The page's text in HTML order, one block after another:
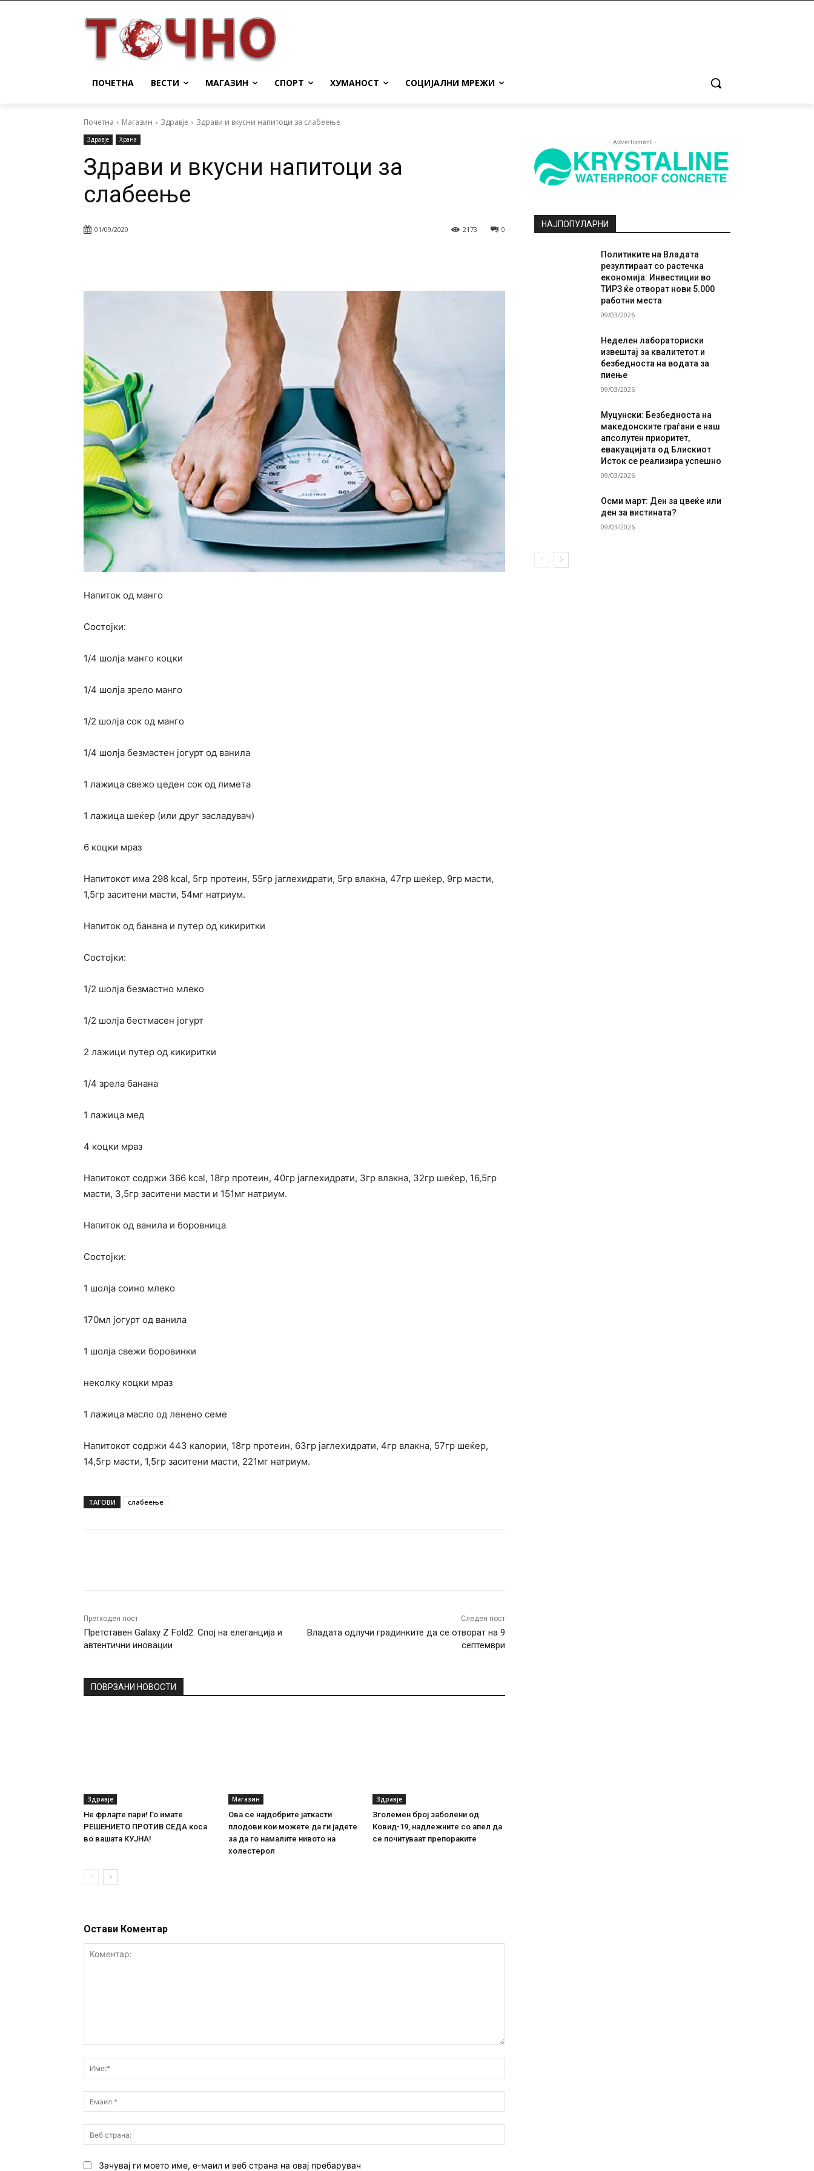
ПОЧЕТНА ВЕСТИ МАГАЗИН СПОРТ ХУМАНОСТ СОЦИЈАЛНИ МРЕЖИ
Почетна Магазин Здравје Здрави и вкусни напитоци за слабеење
Здравје Храна
Здрави и вкусни напитоци за
слабеење
01/09/2020 0
2173
Напиток од манго
Состојки:
1/4 шолја манго коцки
1/4 шолја зрело манго
1/2 шолја сок од манго
1/4 шолја безмастен јогурт од ванила
1 лажица свежо цеден сок од лимета
1 лажица шеќер (или друг засладувач)
6 коцки мраз
Напитокот има 298 kcal, 5гр протеин, 55гр јаглехидрати, 5гр влакна, 47гр шеќер, 9гр масти,
1,5гр заситени масти, 54мг натриум.
Напиток од банана и путер од кикиритки
Состојки:
1/2 шолја безмастно млеко
1/2 шолја бестмасен јогурт
2 лажици путер од кикиритки
1/4 зрела банана
1 лажица мед
4 коцки мраз
Напитокот содржи 366 kcal, 18гр протеин, 40гр јаглехидрати, 3гр влакна, 32гр шеќер, 16,5гр
масти, 3,5гр заситени масти и 151мг натриум.
Напиток од ванила и боровница
Состојки:
1 шолја соино млеко
170мл јогурт од ванила
1 шолја свежи боровинки
неколку коцки мраз
1 лажица масло од ленено семе
Напитокот содржи 443 калории, 18гр протеин, 63гр јаглехидрати, 4гр влакна, 57гр шеќер,
14,5гр масти, 1,5гр заситени масти, 221мг натриум.
ТАГОВИ слабеење
Претходен пост
Претставен Galaxy Z Fold2: Спој на елеганција и
автентични иновации
Следен пост
Владата одлучи градинките да се отворат на 9
септември
ПОВРЗАНИ НОВОСТИ
Здравје
Не фрлајте пари! Го имате
РЕШЕНИЕТО ПРОТИВ СЕДА коса
во вашата КУЈНА!
Магазин
Ова се најдобрите јаткасти
плодови кои можете да ги јадете
за да го намалите нивото на
холестерол
Здравје
Зголемен број заболени од
Ковид-19, надлежните со апел да
се почитуваат препораките
Остави Коментар
страна:
Зачувај ги моето име, е-маил и веб страна на овај пребарувач
- Advertisment -
НАЈПОПУЛАРНИ
Политиките на Владата
резултираат со растечка
економија: Инвестиции во
ТИРЗ ќе отворат нови 5.000
работни места
09/03/2026
Неделен лабораториски
извештај за квалитетот и
безбедноста на водата за
пиење
09/03/2026
Муцунски: Безбедноста на
македонските граѓани е наш
апсолутен приоритет,
евакуацијата од Блискиот
Исток се реализира успешно
09/03/2026
Осми март: Ден за цвеќе или
ден за вистината?
09/03/2026